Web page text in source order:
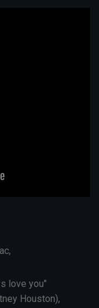
love you"
Houston),